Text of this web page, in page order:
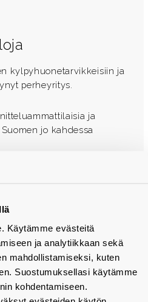
Käytämme evästeitä
ja analytiikkaan sekä
mahdollistamiseksi, kuten
Suostumuksellasi käytämme
kohdentamiseen.
kylpyhuonetarvikkeisiin ja
perheyritys.
ja
jo kahdessa